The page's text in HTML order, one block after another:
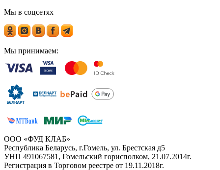
Мы в соцсетях
Мы принимаем:
ООО «ФУД КЛАБ»
Республика Беларусь, г.Гомель, ул. Брестская д5
УНП 491067581, Гомельский горисполком, 21.07.2014г.
Регистрация в Торговом реестре от 19.11.2018г.